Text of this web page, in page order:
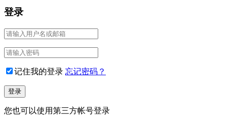
登录
记住我的登录 忘记密码？
您也可以使用第三方帐号登录